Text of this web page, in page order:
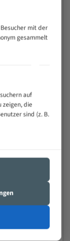
auch bei
mit der
gesammelt
auf
zeigen, die
sind (z. B.